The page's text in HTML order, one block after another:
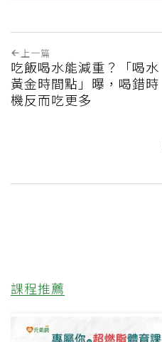
上一篇
吃飯喝水能減重？「喝水
黃金時間點」曝，喝錯時
機反而吃更多
課程推薦